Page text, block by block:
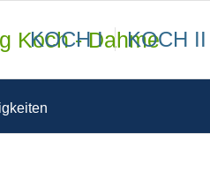
KOCH I KOCH II